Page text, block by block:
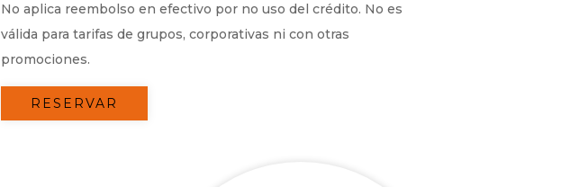
No aplica reembolso en efectivo por no uso del crédito. No es
válida para tarifas de grupos, corporativas ni con otras
promociones.
RESERVAR